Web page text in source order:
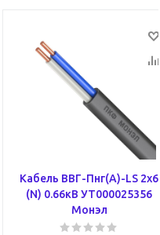
Кабель ВВГ-Пнг(А)-LS 2х6
(N) 0.66кВ УТ000025356
Монэл